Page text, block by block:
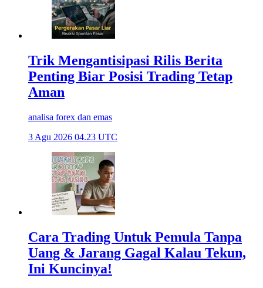
Trik Mengantisipasi Rilis Berita
Penting Biar Posisi Trading Tetap
Aman
analisa forex dan emas
3 Agu 2026 04.23 UTC
Cara Trading Untuk Pemula Tanpa
Uang & Jarang Gagal Kalau Tekun,
Ini Kuncinya!